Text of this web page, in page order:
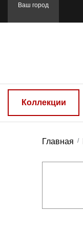
Ваш город
Коллекции
Главная